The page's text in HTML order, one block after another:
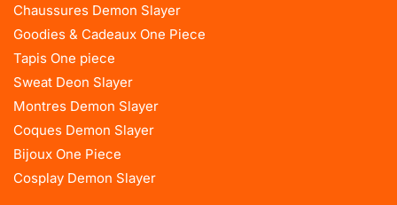
Chaussures Demon Slayer
Goodies & Cadeaux One Piece
Tapis One piece
Sweat Deon Slayer
Montres Demon Slayer
Coques Demon Slayer
Bijoux One Piece
Cosplay Demon Slayer